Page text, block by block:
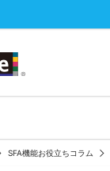
SFA機能お役立ちコラム